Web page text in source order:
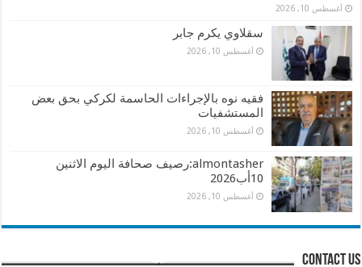
أغسطس 10, 2026
سقلاوي يكرم جابر
أغسطس 10, 2026
فقيه نوه بالإجراءات الحاسمة لكركي بحق بعض
المستشفيات
أغسطس 10, 2026
almontasher:رصيف صحافة اليوم الاثنين
10أب2026
أغسطس 10, 2026
contact us